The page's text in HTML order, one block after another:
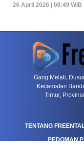
26 April 2026 | 08:49 WIB
Gang Melati,
Kecamatan
Timur,
TENTANG
PEDOMAN